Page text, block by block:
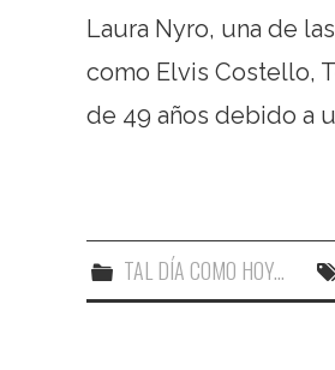
Laura Nyro, una de
como Elvis Costello,
de 49 años debido a
TAL DÍA COMO HOY...